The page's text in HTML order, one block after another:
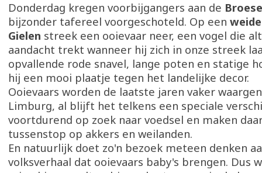
Donderdag kregen voorbijgangers aan de
bijzonder tafereel voorgeschoteld. Op een
Gielen streek een ooievaar neer, een vogel die
aandacht trekt wanneer hij zich in onze streek
opvallende rode snavel, lange poten en statige
hij een mooi plaatje tegen het landelijke decor.
Ooievaars worden de laatste jaren vaker
Limburg, al blijft het telkens een speciale
voortdurend op zoek naar voedsel en maken
tussenstop op akkers en weilanden.
En natuurlijk doet zo'n bezoek meteen denken
volksverhaal dat ooievaars baby's brengen. Dus